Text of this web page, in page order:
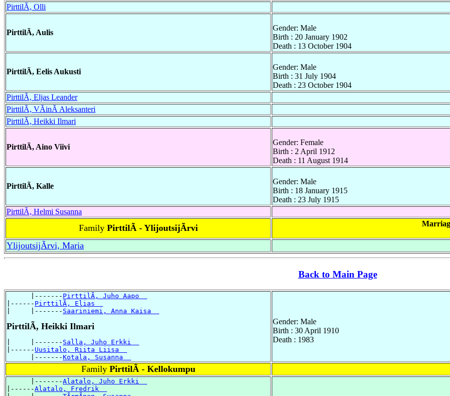
PirttilÃ, Olli
PirttilÃ, Aulis
Gender: Male
Birth : 20 January 1902
Death : 13 October 1904
PirttilÃ, Eelis Aukusti
Gender: Male
Birth : 31 July 1904
Death : 23 October 1904
PirttilÃ, Eljas Leander
PirttilÃ, VÃinÃ Aleksanteri
PirttilÃ, Heikki Ilmari
PirttilÃ, Aino Viivi
Gender: Female
Birth : 2 April 1912
Death : 11 August 1914
PirttilÃ, Kalle
Gender: Male
Birth : 18 January 1915
Death : 23 July 1915
PirttilÃ, Helmi Susanna
Family PirttilÃ - YlijoutsijÃrvi
YlijoutsijÃrvi, Maria
Back to Main Page
      |-------
PirttilÃ, Juho Aapo
|------ PirttilÃ, Elias
|     |------- Saariniemi, Anna Kaisa
PirttilÃ, Heikki Ilmari
|     |------- Salla, Juho Erkki
|------ Uusitalo, Riita Liisa
      |-------
Kotala, Susanna
Gender: Male
Birth : 30 April 1910
Death : 1983
Family PirttilÃ - Kellokumpu
      |-------
Alatalo, Juho Erkki
|------Alatalo, Fredrik